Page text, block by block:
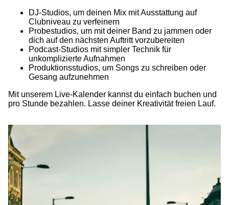
DJ-Studios, um deinen Mix mit Ausstattung auf
Clubniveau zu verfeinern
Probestudios, um mit deiner Band zu jammen oder
dich auf den nächsten Auftritt vorzubereiten
Podcast-Studios mit simpler Technik für
unkomplizierte Aufnahmen
Produktionsstudios, um Songs zu schreiben oder
Gesang aufzunehmen
Mit unserem Live-Kalender kannst du einfach buchen und
pro Stunde bezahlen. Lasse deiner Kreativität freien Lauf.